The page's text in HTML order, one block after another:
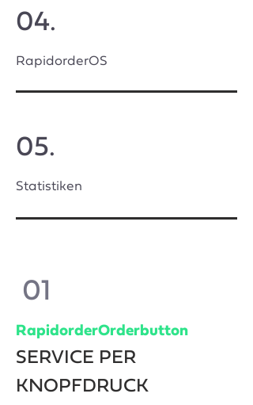
04.
RapidorderOS
05.
Statistiken
01
RapidorderOrderbutton
SERVICE PER
KNOPFDRUCK